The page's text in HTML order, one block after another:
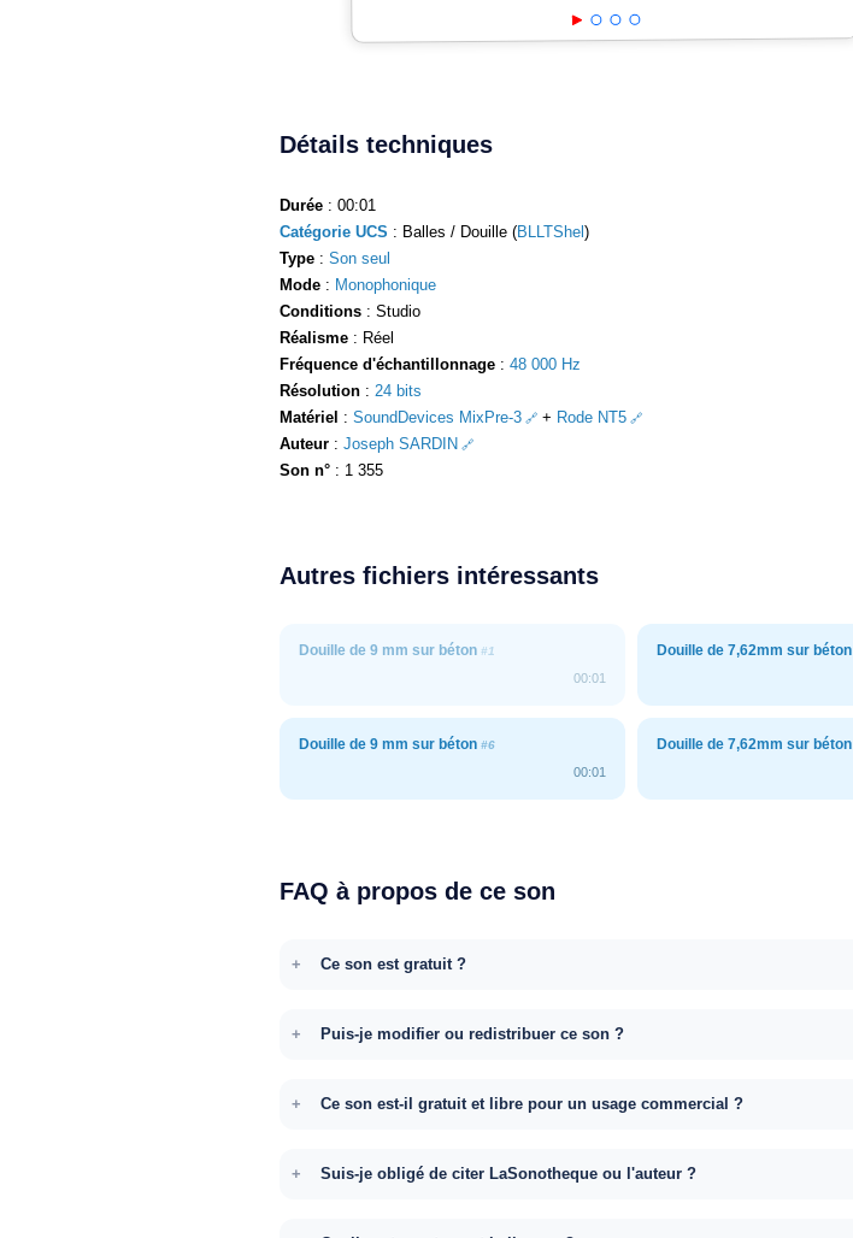
Détails techniques
Durée : 00:01
Catégorie UCS : Balles / Douille (BLLTShel)
Type : Son seul
Mode : Monophonique
Conditions : Studio
Réalisme : Réel
Fréquence d'échantillonnage : 48 000 Hz
Résolution : 24 bits
Matériel : SoundDevices MixPre-3 + Rode NT5
Auteur : Joseph SARDIN
Son n° : 1 355
Autres fichiers intéressants
Douille de 9 mm sur béton #1
00:01
Douille de 7,62mm sur béton
Douille de 9 mm sur béton #6
00:01
Douille de 7,62mm sur béton
FAQ à propos de ce son
Ce son est gratuit ?
Puis-je modifier ou redistribuer ce son ?
Ce son est-il gratuit et libre pour un usage commercial ?
Suis-je obligé de citer LaSonotheque ou l'auteur ?